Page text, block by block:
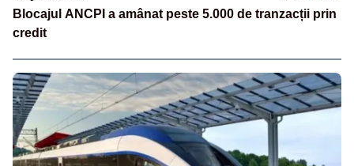
Blocajul ANCPI a amânat peste 5.000 de tranzacții prin
credit